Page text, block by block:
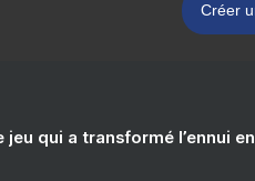
Créer
jeu qui a transformé l’ennui